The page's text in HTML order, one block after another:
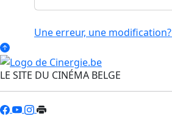
Une erreur, une
LE SITE DU CINÉMA BELGE